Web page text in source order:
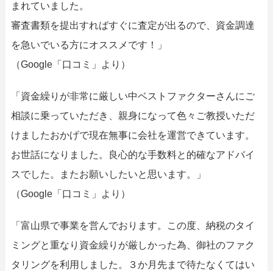
まれていました。
審査書類を提出すればすぐに査定が出るので、資金調達
を急いでいる方にオススメです！」
（Google「口コミ」より）
「資金繰りが非常に厳しい中ベストファクターさんにご
相談に乗っていただき、親身になって色々ご教授いただ
けましたおかげで現在無事に会社を運営できています。
お世話になりました。良心的な手数料と的確なアドバイ
スでした。またお願いしたいと思います。」
（Google「口コミ」より）
「富山県で事業を営んでおります。この度、納税のタイ
ミングと重なり資金繰りが厳しかった為、御社のファク
タリングを利用しました。３か月先まで待たなくてはい